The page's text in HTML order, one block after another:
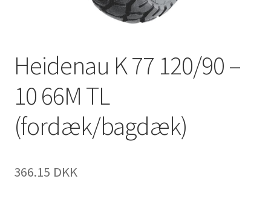
Heidenau K 77 120/90 –
10 66M TL
(fordæk/bagdæk)
366.15 DKK